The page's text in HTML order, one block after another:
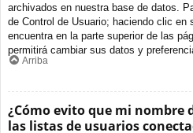
archivados en nuestra base de datos.
de Control de Usuario; haciendo clic en
encuentra en la parte superior de las
permitirá cambiar sus datos y
Arriba
¿Cómo evito que mi nombre
las listas de usuarios